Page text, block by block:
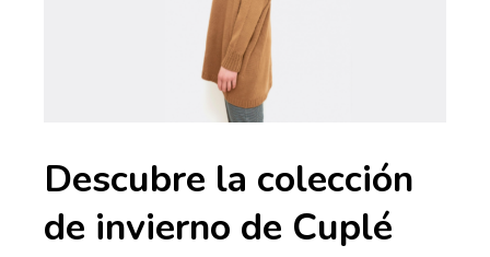
Descubre la colección
de invierno de Cuplé